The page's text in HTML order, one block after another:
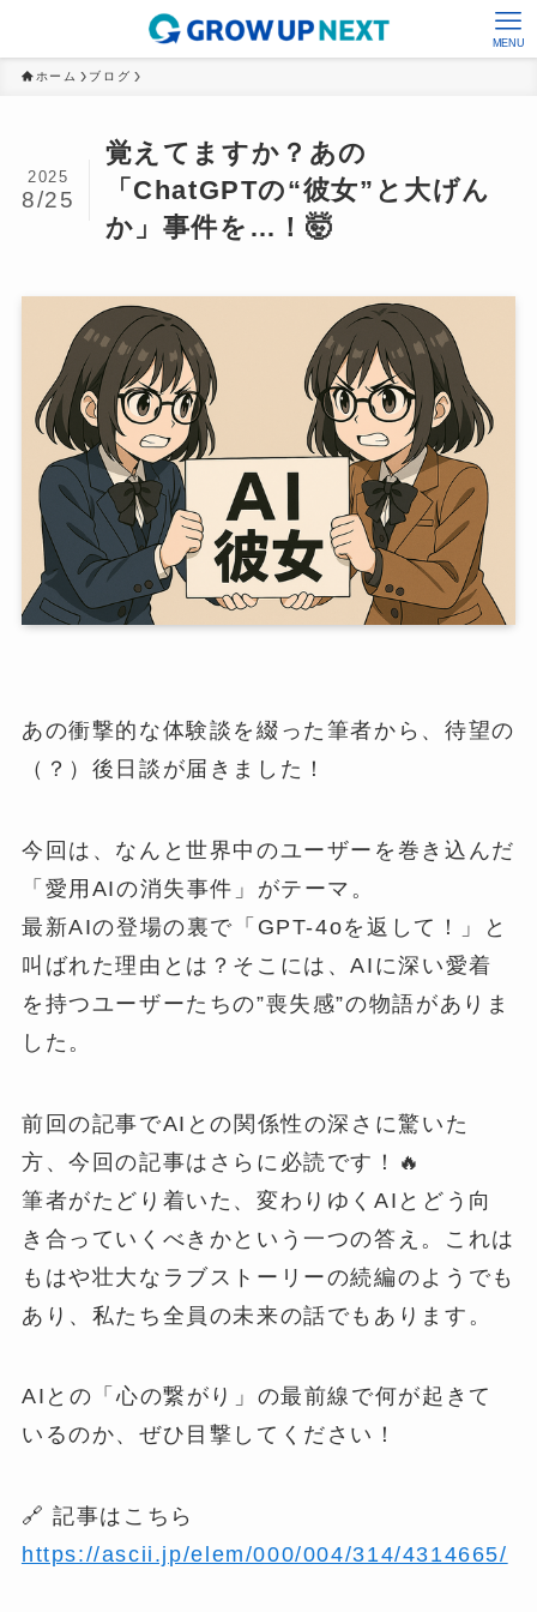
MENU
ホーム ブログ
覚えてますか？あの
「ChatGPTの“彼女”と大げん
か」事件を…！🤯
2025
8/25
あの衝撃的な体験談を綴った筆者から、待望の
（？）後日談が届きました！
今回は、なんと世界中のユーザーを巻き込んだ
「愛用AIの消失事件」がテーマ。
最新AIの登場の裏で「GPT-4oを返して！」と
叫ばれた理由とは？そこには、AIに深い愛着
を持つユーザーたちの”喪失感”の物語がありま
した。
前回の記事でAIとの関係性の深さに驚いた
方、今回の記事はさらに必読です！🔥
筆者がたどり着いた、変わりゆくAIとどう向
き合っていくべきかという一つの答え。これは
もはや壮大なラブストーリーの続編のようでも
あり、私たち全員の未来の話でもあります。
AIとの「心の繋がり」の最前線で何が起きて
いるのか、ぜひ目撃してください！
🔗 記事はこちら
https://ascii.jp/elem/000/004/314/4314665/